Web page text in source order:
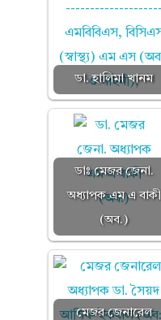
ডা. হালিমা খানম
ডাঃ মেজর জেনা.
অধ্যাপক এম এ বাকী
(অব.)
মেজর জেনারেল